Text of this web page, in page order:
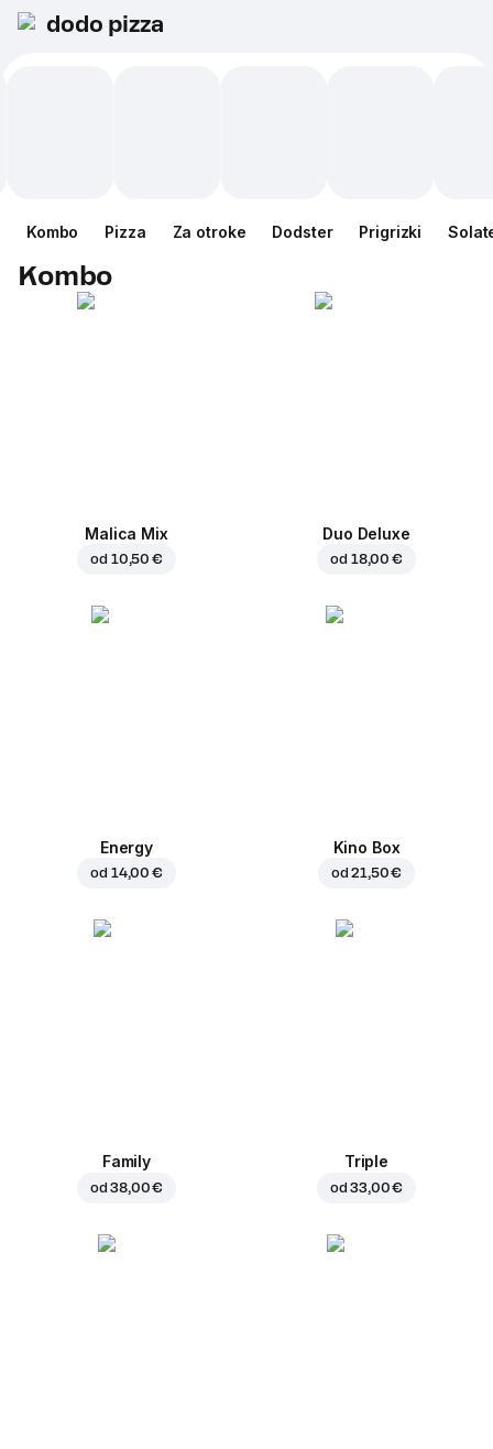
dodo pizza
Kombo Pizza Za otroke Dodster Prigrizki
Kombo
Malica Mix
od 10,50 €
Duo Deluxe
od 18,00 €
Energy
od 14,00 €
Kino Box
od21,50 €
Family
od38,00 €
Triple
od33,00 €